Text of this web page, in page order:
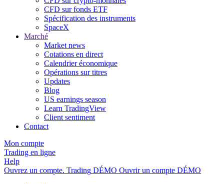
CFD sur fonds ETF
Spécification des instruments
SpaceX
Marché
Market news
Cotations en direct
Calendrier économique
Opérations sur titres
Updates
Blog
US earnings season
Learn TradingView
Client sentiment
Contact
Mon compte
Trading en ligne
Help
Ouvrez un compte. Trading DÉMO Ouvrir un compte DÉMO